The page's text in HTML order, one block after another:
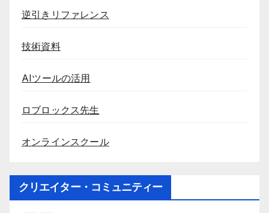
逆引きリファレンス
技術資料
AIツールの活用
ロブロックス先生
オンラインスクール
クリエイター・コミュニティー